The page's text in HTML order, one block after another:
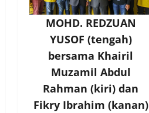
MOHD. REDZUAN
YUSOF (tengah)
bersama Khairil
Muzamil Abdul
Rahman (kiri) dan
Fikry Ibrahim (kanan)